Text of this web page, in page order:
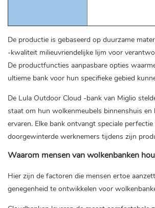
De productie is gebaseerd op duurzame
-kwaliteit milieuvriendelijke lijm voor
De productfuncties aanpasbare opties
ultieme bank voor hun specifieke gebied
De Lula Outdoor Cloud -bank van Miglio
staat om hun wolkenmeubels binnenshuis en
ervaren. Elke bank ontvangt speciale perfectie
doorgewinterde werknemers tijdens zijn
Waarom mensen van wolkenbanken
Hier zijn de factoren die mensen ertoe
genegenheid te ontwikkelen voor